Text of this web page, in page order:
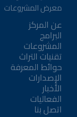
معرض المشروعات
عن المركز
البرامج
المشروعات
تقنيات التراث
حوائط المعرفة
الإصدارات
الأخبار
الفعاليات
اتصل بنا